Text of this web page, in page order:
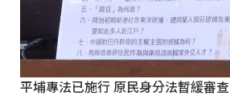
平埔專法已施行 原民身分法暫緩審查